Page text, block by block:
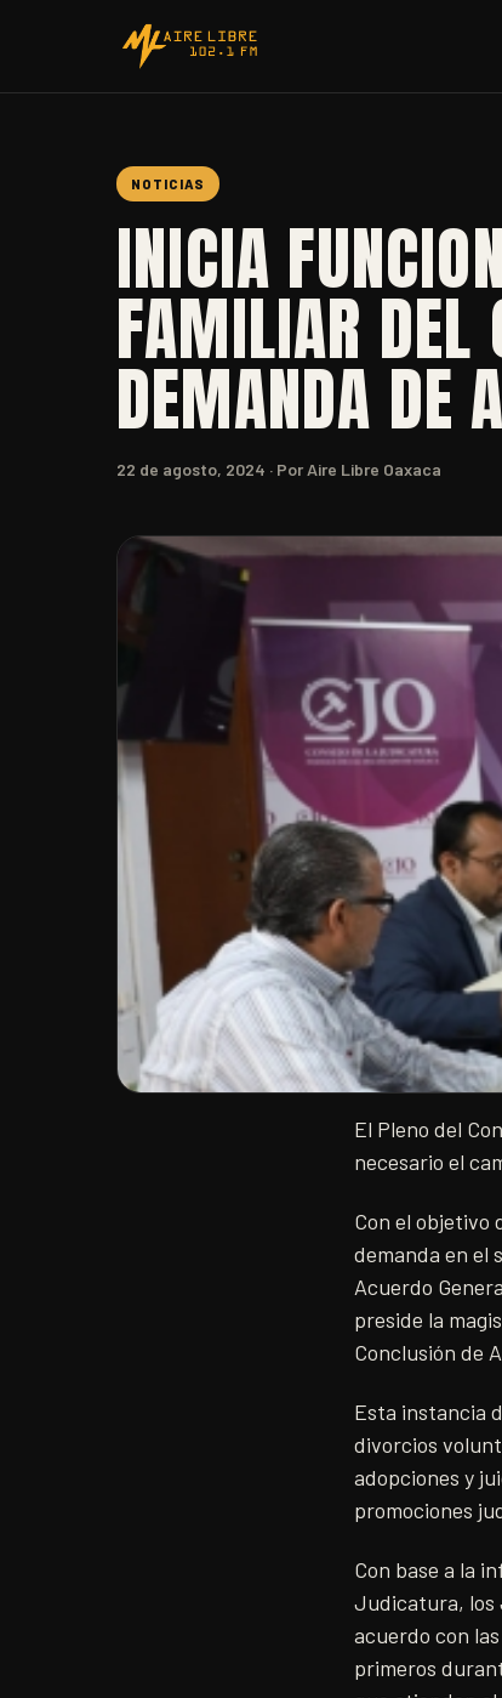
NOTICIAS
INICIA
FAMILIAR DEL
DEMANDA DE
22 de agosto, 2024 · Por Aire Libre Oaxaca
El Pleno del
necesario el
Con el objetivo
demanda en el
Acuerdo
preside la
Conclusión de
Esta instancia
divorcios
adopciones y
promociones
Con base a la
Judicatura, los
acuerdo con
primeros